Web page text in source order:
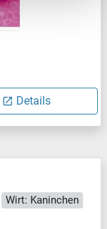
Details
Wirt: Kaninchen